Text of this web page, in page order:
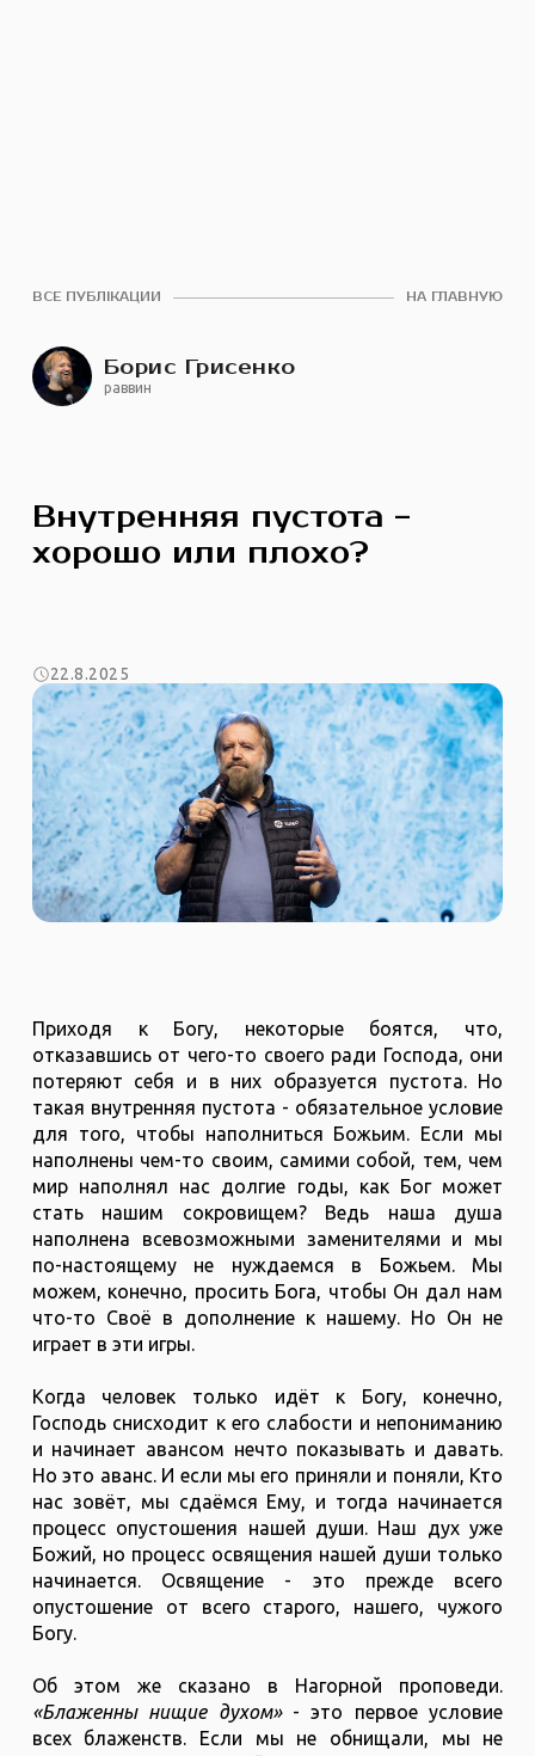
ВСЕ ПУБЛІКАЦИИ НА ГЛАВНУЮ
Внутренняя пустота -
хорошо или плохо?
Борис Грисенко
раввин
22.8.2025
Приходя к Богу, некоторые боятся, что,
отказавшись от чего-то своего ради Господа, они
потеряют себя и в них образуется пустота. Но
такая внутренняя пустота - обязательное условие
для того, чтобы наполниться Божьим. Если мы
наполнены чем-то своим, самими собой, тем, чем
мир наполнял нас долгие годы, как Бог может
стать нашим сокровищем? Ведь наша душа
наполнена всевозможными заменителями и мы
по-настоящему не нуждаемся в Божьем. Мы
можем, конечно, просить Бога, чтобы Он дал нам
что-то Своё в дополнение к нашему. Но Он не
играет в эти игры.
Когда человек только идёт к Богу, конечно,
Господь снисходит к его слабости и непониманию
и начинает авансом нечто показывать и давать.
Но это аванс. И если мы его приняли и поняли, Кто
нас зовёт, мы сдаёмся Ему, и тогда начинается
процесс опустошения нашей души. Наш дух уже
Божий, но процесс освящения нашей души только
начинается. Освящение - это прежде всего
опустошение от всего старого, нашего, чужого
Богу.
Об этом же сказано в Нагорной проповеди.
«Блаженны нищие духом» - это первое условие
всех блаженств. Если мы не обнищали, мы не